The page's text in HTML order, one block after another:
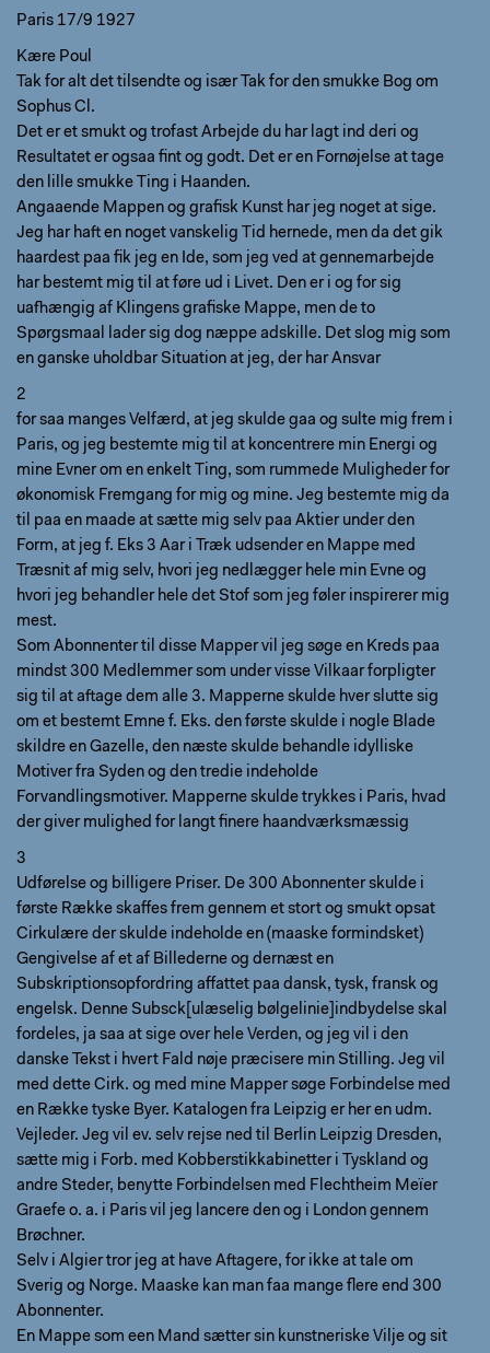
Paris 17/9 1927
Kære Poul
Tak for alt det tilsendte og især Tak for den smukke Bog om
Sophus Cl.
Det er et smukt og trofast Arbejde du har lagt ind deri og
Resultatet er ogsaa fint og godt. Det er en Fornøjelse at tage
den lille smukke Ting i Haanden.
Angaaende Mappen og grafisk Kunst har jeg noget at sige.
Jeg har haft en noget vanskelig Tid hernede, men da det gik
haardest paa fik jeg en Ide, som jeg ved at gennemarbejde
har bestemt mig til at føre ud i Livet. Den er i og for sig
uafhængig af Klingens grafiske Mappe, men de to
Spørgsmaal lader sig dog næppe adskille. Det slog mig som
en ganske uholdbar Situation at jeg, der har Ansvar
2
for saa manges Velfærd, at jeg skulde gaa og sulte mig frem i
Paris, og jeg bestemte mig til at koncentrere min Energi og
mine Evner om en enkelt Ting, som rummede Muligheder for
økonomisk Fremgang for mig og mine. Jeg bestemte mig da
til paa en maade at sætte mig selv paa Aktier under den
Form, at jeg f. Eks 3 Aar i Træk udsender en Mappe med
Træsnit af mig selv, hvori jeg nedlægger hele min Evne og
hvori jeg behandler hele det Stof som jeg føler inspirerer mig
mest.
Som Abonnenter til disse Mapper vil jeg søge en Kreds paa
mindst 300 Medlemmer som under visse Vilkaar forpligter
sig til at aftage dem alle 3. Mapperne skulde hver slutte sig
om et bestemt Emne f. Eks. den første skulde i nogle Blade
skildre en Gazelle, den næste skulde behandle idylliske
Motiver fra Syden og den tredie indeholde
Forvandlingsmotiver. Mapperne skulde trykkes i Paris, hvad
der giver mulighed for langt finere haandværksmæssig
3
Udførelse og billigere Priser. De 300 Abonnenter skulde i
første Række skaffes frem gennem et stort og smukt opsat
Cirkulære der skulde indeholde en (maaske formindsket)
Gengivelse af et af Billederne og dernæst en
Subskriptionsopfordring affattet paa dansk, tysk, fransk og
engelsk. Denne Subsck[ulæselig bølgelinie]indbydelse skal
fordeles, ja saa at sige over hele Verden, og jeg vil i den
danske Tekst i hvert Fald nøje præcisere min Stilling. Jeg vil
med dette Cirk. og med mine Mapper søge Forbindelse med
en Række tyske Byer. Katalogen fra Leipzig er her en udm.
Vejleder. Jeg vil ev. selv rejse ned til Berlin Leipzig Dresden,
sætte mig i Forb. med Kobberstikkabinetter i Tyskland og
andre Steder, benytte Forbindelsen med Flechtheim Meïer
Graefe o. a. i Paris vil jeg lancere den og i London gennem
Brøchner.
Selv i Algier tror jeg at have Aftagere, for ikke at tale om
Sverig og Norge. Maaske kan man faa mange flere end 300
Abonnenter.
En Mappe som een Mand sætter sin kunstneriske Vilje og sit